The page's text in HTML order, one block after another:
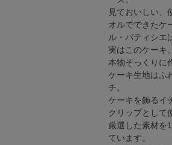
見ておいしい、
オルでできたケ
ル・パティシエ
実はこのケーキ
本物そっくりに
ケーキ生地はふ
チ。
ケーキを飾るイ
クリップとして
厳選した素材を
ています。